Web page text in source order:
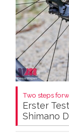
Two steps
Erster
Shimano